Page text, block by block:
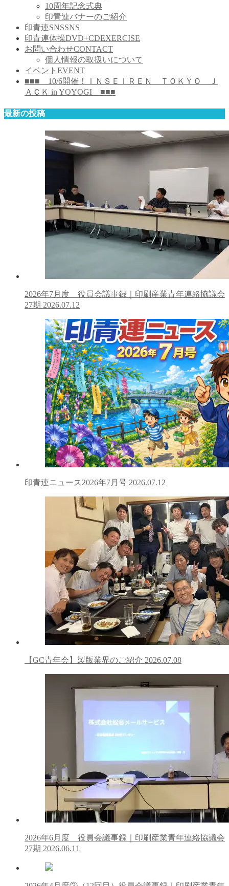
10周年記念式典
印青連バナーのご紹介
印青連SNSSNS
印青連体操DVD+CDEXERCISE
お問い合わせCONTACT
個人情報の取扱いについて
イベント EVENT
■■■ 10/6開催！ＩＮＳＥＩＲＥＮ ＴＯＫＹＯ Ｊ
ＡＣＫ in YOYOGI ■■■
最新の投稿
2026年7月度 役員会議事録｜印刷産業青年連絡協議会
27期 2026.07.12
印青連ニュース2026年7月号 2026.07.12
【GC青年会】製版業界のご紹介 2026.07.08
2026年6月度 役員会議事録｜印刷産業青年連絡協議会
27期 2026.06.11